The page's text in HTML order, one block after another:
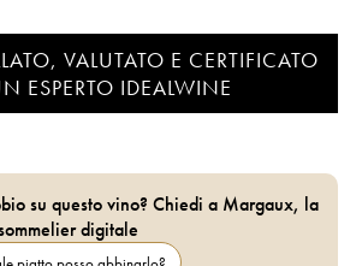
VALUTATO E CERTIFICATO
ESPERTO IDEALWINE
su questo vino? Chiedi a Margaux, la
digitale